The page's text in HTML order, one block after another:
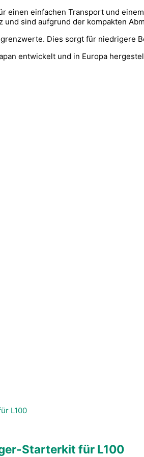
einen einfachen Transport und
sind aufgrund der kompakten
Dies sorgt für niedrigere
entwickelt und in Europa
Starterkit für L100